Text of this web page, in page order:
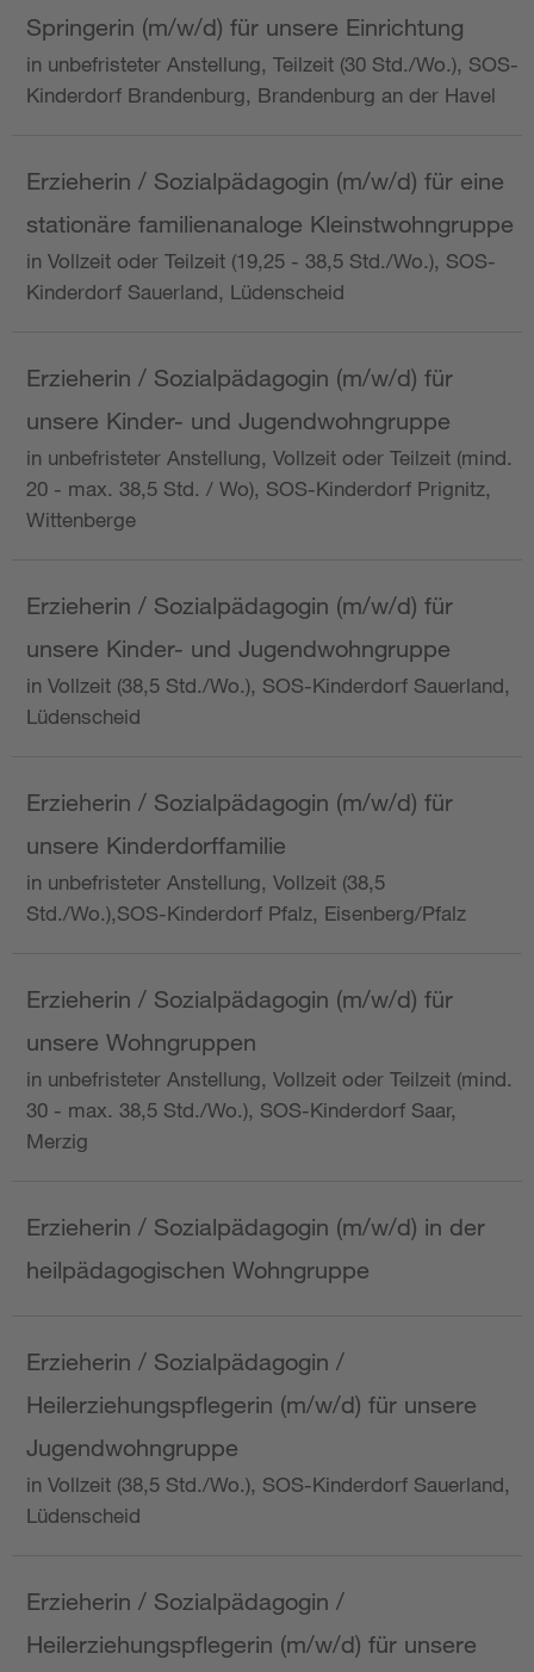
Springerin (m/w/d) für unsere Einrichtung
in unbefristeter Anstellung, Teilzeit (30 Std./Wo.), SOS-
Kinderdorf Brandenburg, Brandenburg an der Havel
Erzieherin / Sozialpädagogin (m/w/d) für eine
stationäre familienanaloge Kleinstwohngruppe
in Vollzeit oder Teilzeit (19,25 - 38,5 Std./Wo.), SOS-
Kinderdorf Sauerland, Lüdenscheid
Erzieherin / Sozialpädagogin (m/w/d) für
unsere Kinder- und Jugendwohngruppe
in unbefristeter Anstellung, Vollzeit oder Teilzeit (mind.
20 - max. 38,5 Std. / Wo), SOS-Kinderdorf Prignitz,
Wittenberge
Erzieherin / Sozialpädagogin (m/w/d) für
unsere Kinder- und Jugendwohngruppe
in Vollzeit (38,5 Std./Wo.), SOS-Kinderdorf Sauerland,
Lüdenscheid
Erzieherin / Sozialpädagogin (m/w/d) für
unsere Kinderdorffamilie
in unbefristeter Anstellung, Vollzeit (38,5
Std./Wo.),SOS-Kinderdorf Pfalz, Eisenberg/Pfalz
Erzieherin / Sozialpädagogin (m/w/d) für
unsere Wohngruppen
in unbefristeter Anstellung, Vollzeit oder Teilzeit (mind.
30 - max. 38,5 Std./Wo.), SOS-Kinderdorf Saar,
Merzig
Erzieherin / Sozialpädagogin (m/w/d) in der
heilpädagogischen Wohngruppe
Erzieherin / Sozialpädagogin /
Heilerziehungspflegerin (m/w/d) für unsere
Jugendwohngruppe
in Vollzeit (38,5 Std./Wo.), SOS-Kinderdorf Sauerland,
Lüdenscheid
Erzieherin / Sozialpädagogin /
Heilerziehungspflegerin (m/w/d) für unsere